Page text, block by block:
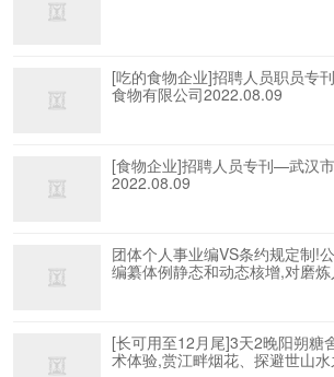
[吃的食物企业]招聘人员职员专
食物有限公司2022.08.09
[食物企业]招聘人员专刊—武汉
2022.08.09
团体个人事业编VS条约规定制!
编纂体例静态和动态核增,对磨
[长可用至12月尾]3天2晚阳朔糖
术体验,赏江畔烟花、探避世山